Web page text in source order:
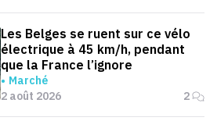
Les Belges se ruent sur ce vélo
électrique à 45 km/h, pendant
que la France l’ignore
Marché
2 août 2026
2